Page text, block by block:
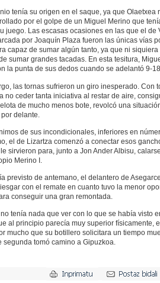
tenía su origen en el saque, ya que Olaetxea
por el golpe de un Miguel Merino que
juego. Las escasas ocasiones en las que el de
por Joaquín Plaza fueron las únicas vías
capaz de sumar algún tanto, ya que ni
sumar grandes tacadas. En esta tesitura,
la punta de sus dedos cuando se adelantó 9-
las tornas sufrieron un giro inesperado. Con
no ceder tanta iniciativa al restar de aire,
de mucho menos bote, revolcó una
delante.
de sus incondicionales, inferiores en
el de Lizartza comenzó a conectar esos
sirvieron para, junto a Jon Ander Albisu,
Merino I.
previsto de antemano, el delantero de
con el remate en cuanto tuvo la menor
conseguir una gran remontada.
tenía nada que ver con lo que se había visto
al principio parecía muy superior físicamente,
mucho que su botillero solicitara un tiempo
segunda tomó camino a Gipuzkoa.